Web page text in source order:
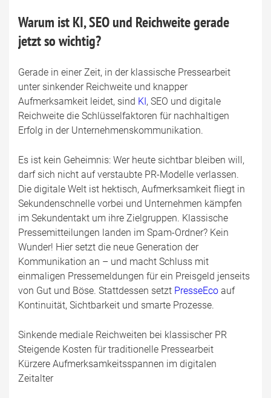
Warum ist KI, SEO und Reichweite gerade
jetzt so wichtig?
Gerade in einer Zeit, in der klassische Pressearbeit
unter sinkender Reichweite und knapper
Aufmerksamkeit leidet, sind KI, SEO und digitale
Reichweite die Schlüsselfaktoren für nachhaltigen
Erfolg in der Unternehmenskommunikation.
Es ist kein Geheimnis: Wer heute sichtbar bleiben will,
darf sich nicht auf verstaubte PR-Modelle verlassen.
Die digitale Welt ist hektisch, Aufmerksamkeit fliegt in
Sekundenschnelle vorbei und Unternehmen kämpfen
im Sekundentakt um ihre Zielgruppen. Klassische
Pressemitteilungen landen im Spam-Ordner? Kein
Wunder! Hier setzt die neue Generation der
Kommunikation an – und macht Schluss mit
einmaligen Pressemeldungen für ein Preisgeld jenseits
von Gut und Böse. Stattdessen setzt PresseEco auf
Kontinuität, Sichtbarkeit und smarte Prozesse.
Sinkende mediale Reichweiten bei klassischer PR
Steigende Kosten für traditionelle Pressearbeit
Kürzere Aufmerksamkeitsspannen im digitalen
Zeitalter